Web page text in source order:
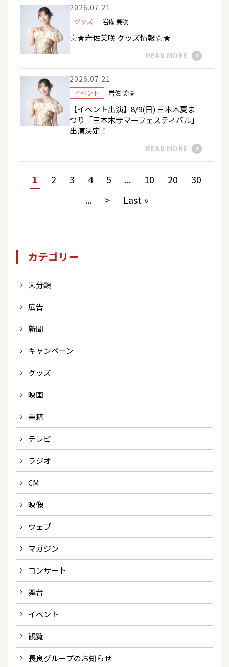
2026.07.21
グッズ 岩佐 美咲
☆★岩佐美咲 グッズ情報☆★
READ MORE
2026.07.21
イベント 岩佐 美咲
【イベント出演】8/9(日) 三本木夏ま
つり「三本木サマーフェスティバル」
出演決定！
READ MORE
1 2 3 4 5 ... 10 20
30
...
> Last »
カテゴリー
未分類
広告
新聞
キャンペーン
グッズ
映画
書籍
テレビ
ラジオ
CM
映像
ウェブ
マガジン
コンサート
舞台
イベント
観覧
長良グループのお知らせ